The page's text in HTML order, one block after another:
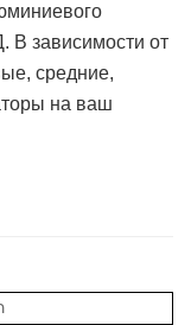
В зависимости от
средние,
на ваш